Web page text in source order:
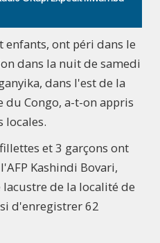
enfants, ont péri dans le
dans la nuit de samedi
dans l'est de la
Congo, a-t-on appris
locales.
et 3 garçons ont
Kashindi Bovari,
de la localité de
d'enregistrer 62